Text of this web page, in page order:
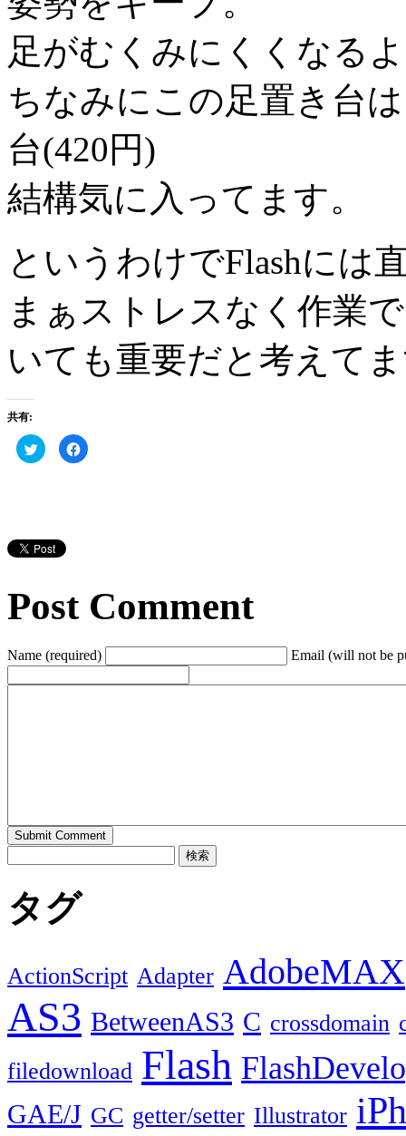
足がむくみにくくなる
ちなみにこの足置き台
台(420円)
結構気に入ってます。
というわけでFlashには
まぁストレスなく作業
いても重要だと考えて
共有:
ク
リ
有
(新
ィ
ン
ド
開
き
す)
Facebook
で
く
だ
し
い
ィ
Post Comment
Name (required) Email (will not be
タグ
ActionScript Adapter AdobeMAX
AS3 BetweenAS3 C crossdomain
filedownload Flash
GAE/J GC getter/setter Illustrator